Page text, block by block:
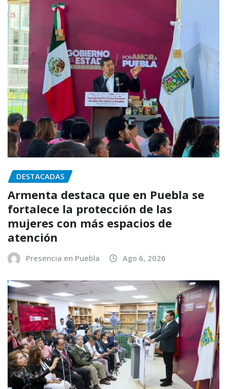
DESTACADAS
Armenta destaca que en Puebla se
fortalece la protección de las
mujeres con más espacios de
atención
Presencia en Puebla Ago 6, 2026